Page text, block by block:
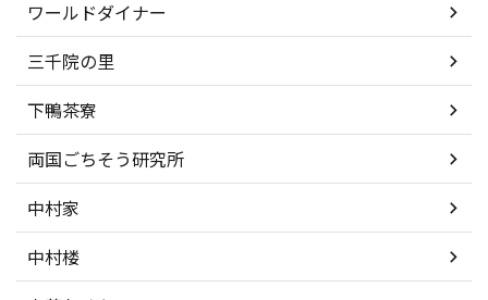
ワールドダイナー
三千院の里
下鴨茶寮
両国ごちそう研究所
中村家
中村楼